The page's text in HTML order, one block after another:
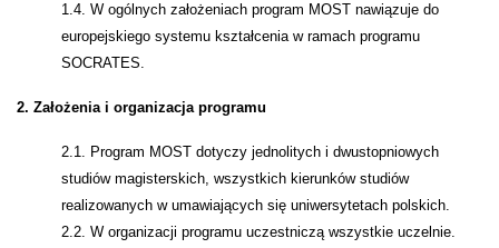
1.4. W ogólnych założeniach program MOST nawiązuje do
europejskiego systemu kształcenia w ramach programu
SOCRATES.
2. Założenia i organizacja programu
2.1. Program MOST dotyczy jednolitych i dwustopniowych
studiów magisterskich, wszystkich kierunków studiów
realizowanych w umawiających się uniwersytetach polskich.
2.2. W organizacji programu uczestniczą wszystkie uczelnie.